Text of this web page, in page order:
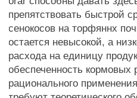
препятствовать быстрой
сенокосов на торфяннх
остается невысокой, а
расхода на единицу
обеспеченность
рационального